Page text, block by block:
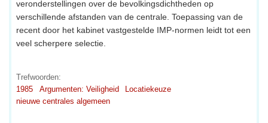
veronderstellingen over de bevolkingsdichtheden op
verschillende afstanden van de centrale. Toepassing van de
recent door het kabinet vastgestelde IMP-normen leidt tot een
veel scherpere selectie.
Trefwoorden:
1985
Argumenten: Veiligheid
Locatiekeuze
nieuwe centrales algemeen